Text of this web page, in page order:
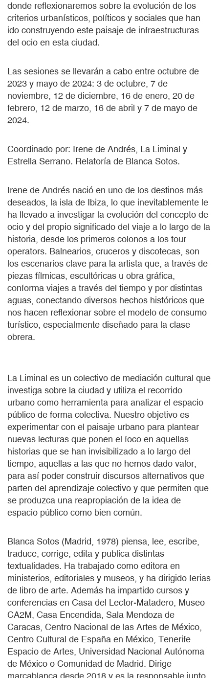
donde reflexionaremos sobre la evolución de los
criterios urbanísticos, políticos y sociales que han
ido construyendo este paisaje de infraestructuras
del ocio en esta ciudad.
Las sesiones se llevarán a cabo entre octubre de
2023 y mayo de 2024: 3 de octubre, 7 de
noviembre, 12 de diciembre, 16 de enero, 20 de
febrero, 12 de marzo, 16 de abril y 7 de mayo de
2024.
Coordinado por: Irene de Andrés, La Liminal y
Estrella Serrano. Relatoría de Blanca Sotos.
Irene de Andrés nació en uno de los destinos más
deseados, la isla de Ibiza, lo que inevitablemente le
ha llevado a investigar la evolución del concepto de
ocio y del propio significado del viaje a lo largo de la
historia, desde los primeros colonos a los tour
operators. Balnearios, cruceros y discotecas, son
los escenarios clave para la artista que, a través de
piezas fílmicas, escultóricas u obra gráfica,
conforma viajes a través del tiempo y por distintas
aguas, conectando diversos hechos históricos que
nos hacen reflexionar sobre el modelo de consumo
turístico, especialmente diseñado para la clase
obrera.
La Liminal es un colectivo de mediación cultural que
investiga sobre la ciudad y utiliza el recorrido
urbano como herramienta para analizar el espacio
público de forma colectiva. Nuestro objetivo es
experimentar con el paisaje urbano para plantear
nuevas lecturas que ponen el foco en aquellas
historias que se han invisibilizado a lo largo del
tiempo, aquellas a las que no hemos dado valor,
para así poder construir discursos alternativos que
parten del aprendizaje colectivo y que permiten que
se produzca una reapropiación de la idea de
espacio público como bien común.
Blanca Sotos (Madrid, 1978) piensa, lee, escribe,
traduce, corrige, edita y publica distintas
textualidades. Ha trabajado como editora en
ministerios, editoriales y museos, y ha dirigido ferias
de libro de arte. Además ha impartido cursos y
conferencias en Casa del Lector-Matadero, Museo
CA2M, Casa Encendida, Sala Mendoza de
Caracas, Centro Nacional de las Artes de México,
Centro Cultural de España en México, Tenerife
Espacio de Artes, Universidad Nacional Autónoma
de México o Comunidad de Madrid. Dirige
marcablanca desde 2018 y es la responsable junto